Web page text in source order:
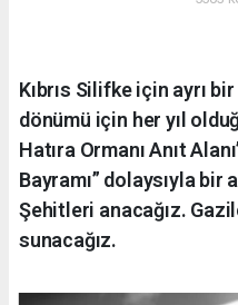
Kıbrıs Silifke için ayrı
dönümü için her yıl
Hatıra Ormanı Anıt
Bayramı” dolaysıyla
Şehitleri anacağız.
sunacağız.